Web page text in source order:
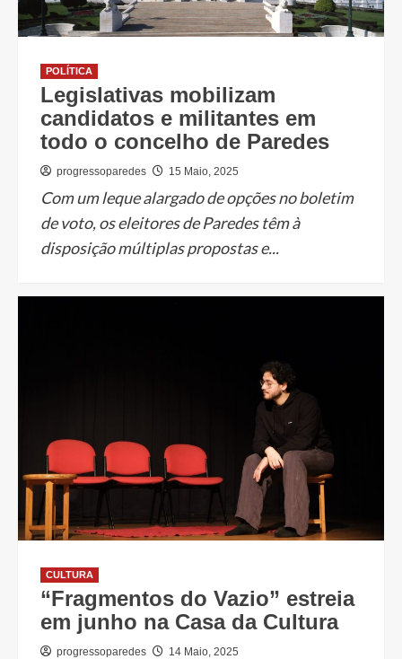
POLÍTICA
Legislativas mobilizam
candidatos e militantes em
todo o concelho de Paredes
progressoparedes 15 Maio, 2025
Com um leque alargado de opções no boletim
de voto, os eleitores de Paredes têm à
disposição múltiplas propostas e...
CULTURA
“Fragmentos do Vazio” estreia
em junho na Casa da Cultura
progressoparedes 14 Maio, 2025